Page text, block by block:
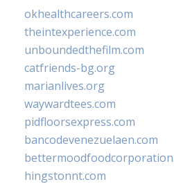
okhealthcareers.com
theintexperience.com
unboundedthefilm.com
catfriends-bg.org
marianlives.org
waywardtees.com
pidfloorsexpress.com
bancodevenezuelaen.com
hingstonnt.com